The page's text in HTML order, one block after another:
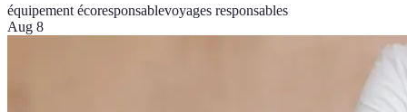
équipement écoresponsablevoyages responsables
Aug 8